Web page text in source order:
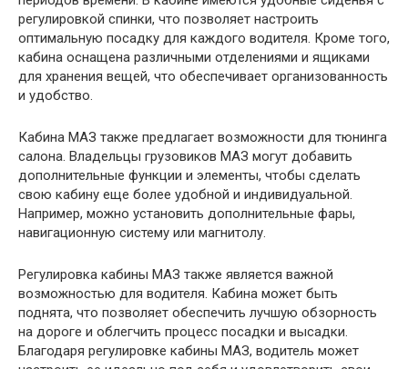
регулировкой спинки, что позволяет настроить
оптимальную посадку для каждого водителя. Кроме того,
кабина оснащена различными отделениями и ящиками
для хранения вещей, что обеспечивает организованность
и удобство.
Кабина МАЗ также предлагает возможности для тюнинга
салона. Владельцы грузовиков МАЗ могут добавить
дополнительные функции и элементы, чтобы сделать
свою кабину еще более удобной и индивидуальной.
Например, можно установить дополнительные фары,
навигационную систему или магнитолу.
Регулировка кабины МАЗ также является важной
возможностью для водителя. Кабина может быть
поднята, что позволяет обеспечить лучшую обзорность
на дороге и облегчить процесс посадки и высадки.
Благодаря регулировке кабины МАЗ, водитель может